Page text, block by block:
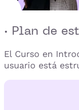
· Plan de
El Curso en
usuario está